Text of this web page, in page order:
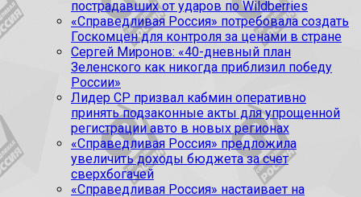
пострадавших от ударов по Wildberries
«Справедливая Россия» потребовала создать
Госкомцен для контроля за ценами в стране
Сергей Миронов: «40-дневный план
Зеленского как никогда приблизил победу
России»
Лидер СР призвал кабмин оперативно
принять подзаконные акты для упрощенной
регистрации авто в новых регионах
«Справедливая Россия» предложила
увеличить доходы бюджета за счет
сверхбогачей
«Справедливая Россия» настаивает на